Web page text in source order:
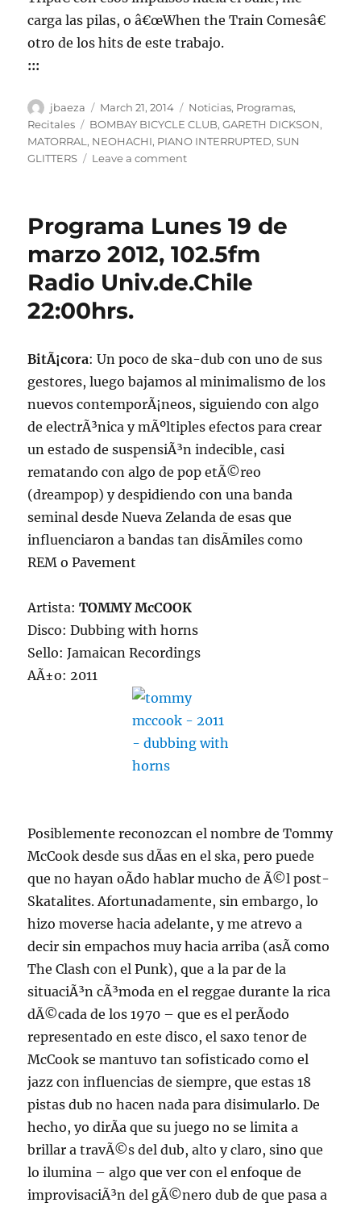
carga las pilas, o â€œWhen the Train Comesâ€
otro de los hits de este trabajo.
:::
Author
jbaeza
Posted
on
March 21, 2014 Categories
Noticias, Programas,
Recitales
Tags
BOMBAY BICYCLE CLUB,GARETH DICKSON,
MATORRAL, NEOHACHI, PIANO INTERRUPTED,SUN
GLITTERS
Leave a commenton
marzo
102.5fm
Radio
Univ.de.Chile
Programa Lunes 19 de
marzo 2012, 102.5fm
Radio Univ.de.Chile
22:00hrs.
BitÃ¡cora: Un poco de ska-dub con uno de sus
gestores, luego bajamos al minimalismo de los
nuevos contemporÃ¡neos, siguiendo con algo
de electrÃ³nica y mÃºltiples efectos para crear
un estado de suspensiÃ³n indecible, casi
rematando con algo de pop etÃ©reo
(dreampop) y despidiendo con una banda
seminal desde Nueva Zelanda de esas que
influenciaron a bandas tan disÃ­miles como
REM o Pavement
Artista:TOMMY McCOOK
Disco: Dubbing with horns
Sello: Jamaican Recordings
AÃ±o: 2011
Posiblemente reconozcan el nombre de Tommy
McCook desde sus dÃ­as en el ska, pero puede
que no hayan oÃ­do hablar mucho de Ã©l post-
Skatalites. Afortunadamente, sin embargo, lo
hizo moverse hacia adelante, y me atrevo a
decir sin empachos muy hacia arriba (asÃ­ como
The Clash con el Punk), que a la par de la
situaciÃ³n cÃ³moda en el reggae durante la rica
dÃ©cada de los 1970 – que es el perÃ­odo
representado en este disco, el saxo tenor de
McCook se mantuvo tan sofisticado como el
jazz con influencias de siempre, que estas 18
pistas dub no hacen nada para disimularlo. De
hecho, yo dirÃ­a que su juego no se limita a
brillar a travÃ©s del dub, alto y claro, sino que
lo ilumina – algo que ver con el enfoque de
improvisaciÃ³n del gÃ©nero dub de que pasa a